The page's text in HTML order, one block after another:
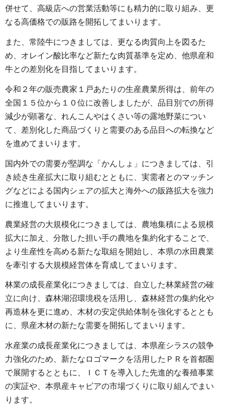
併せて、高級店への営業活動等にも精力的に取り組み、更
なる高価格での販路を開拓してまいります。
また、常陸牛につきましては、更なる肉質向上を図るた
め、オレイン酸比率など新たな肉質基準を定め、他県産和
牛との差別化を目指してまいります。
令和２年の販売農家１戸あたりの生産農業所得は、前年の
全国１５位から１０位に改善しましたが、品目別での所得
減少が顕著な、れんこんやはくさい等の露地野菜につい
て、差別化した商品づくりと需要のある品目への転換など
を進めてまいります。
国内外での需要が堅調な「かんしょ」につきましては、引
き続き生産拡大に取り組むとともに、実需者とのマッチン
グなどによる国内シェアの拡大と海外への販路拡大を強力
に推進してまいります。
農業経営の大規模化につきましては、農地集積による規模
拡大に加え、分散した担い手の農地を集約化することで、
より生産性を高める新たな取組を開始し、本県の水田農業
を牽引する大規模経営体を育成してまいります。
林業の成長産業化につきましては、自立した林業経営の確
立に向け、森林湖沼環境税を活用し、森林経営の集約化や
再造林を更に進め、木材の安定供給体制を強化するととも
に、県産木材の新たな需要を開拓してまいります。
水産業の成長産業化につきましては、本県産シラスの競争
力強化のため、新たなロゴマークを活用したＰＲを首都圏
で展開するとともに、ＩＣＴを導入した先進的な養殖事業
の実証や、本県産キャビアの市場づくりに取り組んでまい
ります。